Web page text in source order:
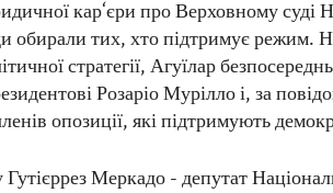
кар‘єри про Верховному суді
обирали тих, хто підтримує режим.
стратегії, Агуїлар
Розаріо Мурілло і, за
опозиції, які підтримують
Меркадо - депутат